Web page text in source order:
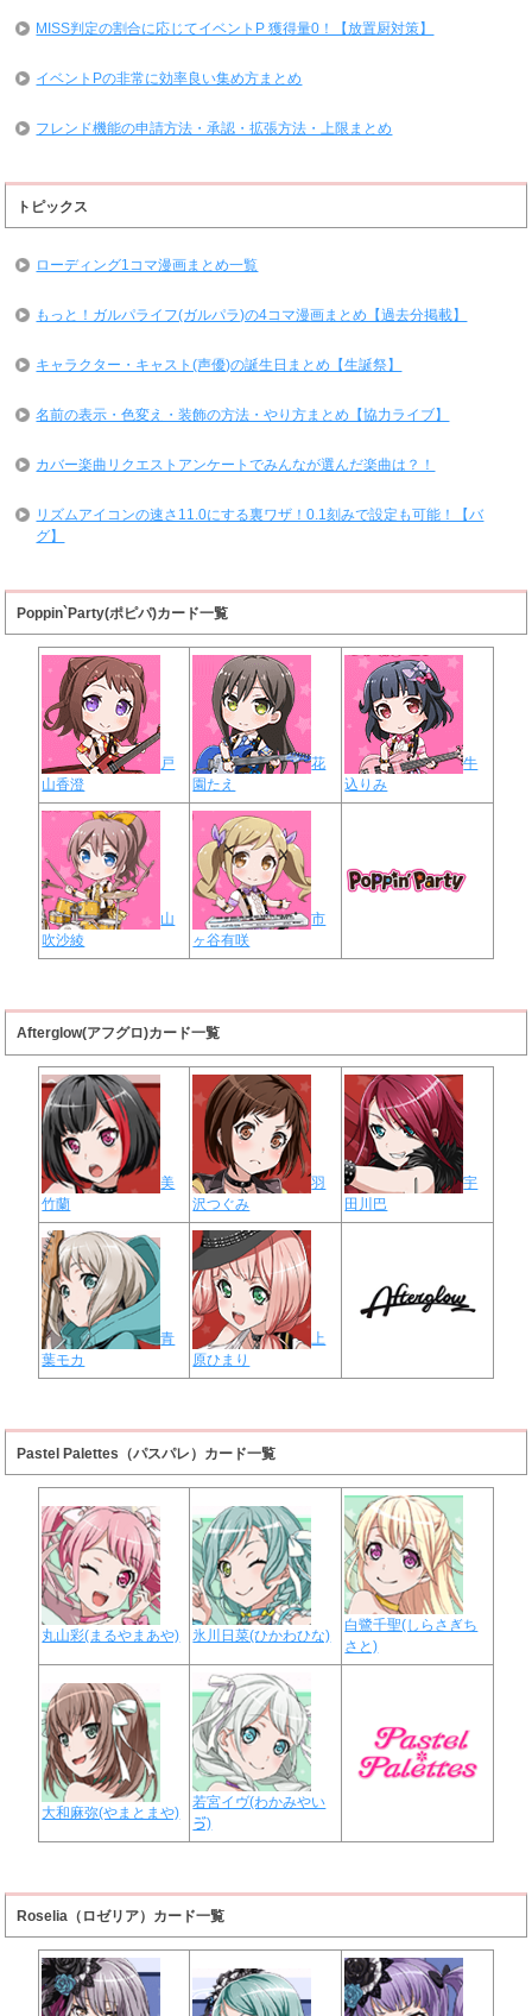
MISS判定の割合に応じてイベントP 獲得量0！【放置厨対策】
イベントPの非常に効率良い集め方まとめ
フレンド機能の申請方法・承認・拡張方法・上限まとめ
トピックス
ローディング1コマ漫画まとめ一覧
もっと！ガルパライフ(ガルパラ)の4コマ漫画まとめ【過去分掲載】
キャラクター・キャスト(声優)の誕生日まとめ【生誕祭】
名前の表示・色変え・装飾の方法・やり方まとめ【協力ライブ】
カバー楽曲リクエストアンケートでみんなが選んだ楽曲は？！
リズムアイコンの速さ11.0にする裏ワザ！0.1刻みで設定も可能！【バ
グ】
Poppin`Party(ポピパ)カード一覧
戸
山香澄
花
園たえ
牛
込りみ
山
吹沙綾
市
ヶ谷有咲
Afterglow(アフグロ)カード一覧
美
竹蘭
羽
沢つぐみ
宇
田川巴
青
葉モカ
上
原ひまり
Pastel Palettes（パスパレ）カード一覧
丸山彩(まるやまあや) 氷川日菜(ひかわひな)
白鷺千聖(しらさぎち
さと)
大和麻弥(やまとまや)
若宮イヴ(わかみやい
ゔ)
Roselia（ロゼリア）カード一覧